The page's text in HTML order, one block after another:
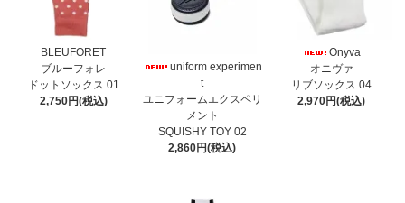
BLEUFORET
ブルーフォレ
ドットソックス 01
2,750円(税込)
uniform experimen
t
ユニフォームエクスペリ
メント
SQUISHY TOY 02
2,860円(税込)
Onyva
オニヴァ
リブソックス 04
2,970円(税込)